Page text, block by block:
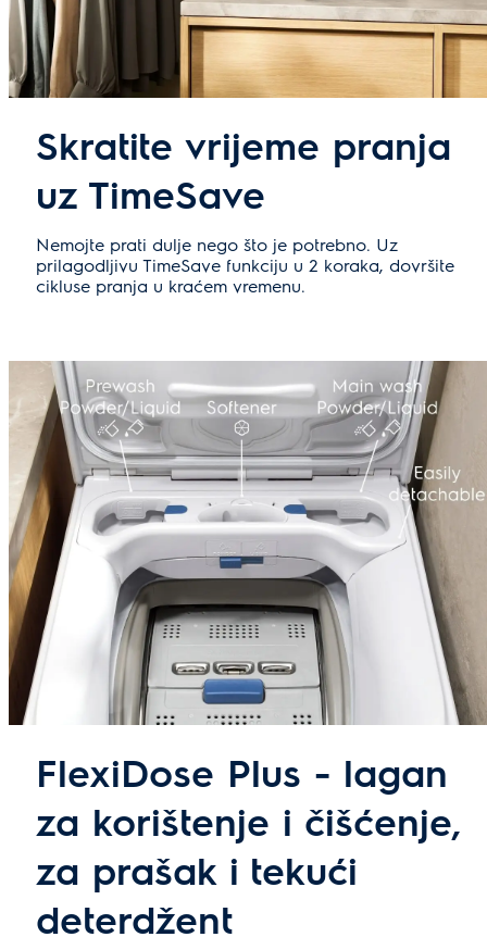
Skratite vrijeme pranja
uz TimeSave
Nemojte prati dulje nego što je potrebno. Uz
prilagodljivu TimeSave funkciju u 2 koraka, dovršite
cikluse pranja u kraćem vremenu.
FlexiDose Plus - lagan
za korištenje i čišćenje,
za prašak i tekući
deterdžent